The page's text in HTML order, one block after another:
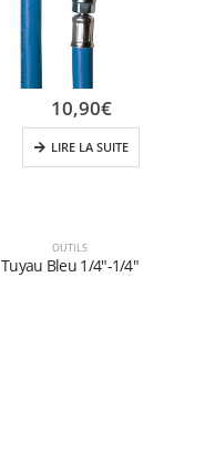
OUTILS
Tuyau Bleu 1/4″-1/4″
10,90€
LIRE LA SUITE